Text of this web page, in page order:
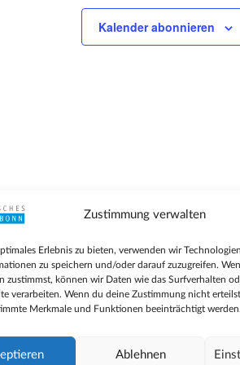
Zustimmung verwalten
Erlebnis zu bieten, verwenden wir
zu speichern und/oder darauf zuzugreifen.
zustimmst, können wir Daten wie das Surfverhalten
verarbeiten. Wenn du deine Zustimmung nicht
Merkmale und Funktionen beeinträchtigt werden.
Ablehnen
Kalender abonnieren
Evangelische Kirche in Bonn
Richtlinie (EU)